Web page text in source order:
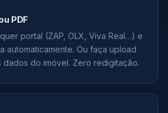
PDF
portal (ZAP, OLX, Viva Real…) e
automaticamente. Ou faça upload
dados do imóvel. Zero redigitação.